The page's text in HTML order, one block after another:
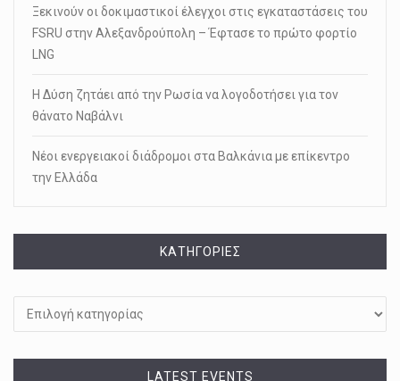
Ξεκινούν οι δοκιμαστικοί έλεγχοι στις εγκαταστάσεις του
FSRU στην Αλεξανδρούπολη – Έφτασε το πρώτο φορτίο
LNG
Η Δύση ζητάει από την Ρωσία να λογοδοτήσει για τον
θάνατο Ναβάλνι
Νέοι ενεργειακοί διάδρομοι στα Βαλκάνια με επίκεντρο
την Ελλάδα
KΑΤΗΓΟΡΊΕΣ
LATEST EVENTS